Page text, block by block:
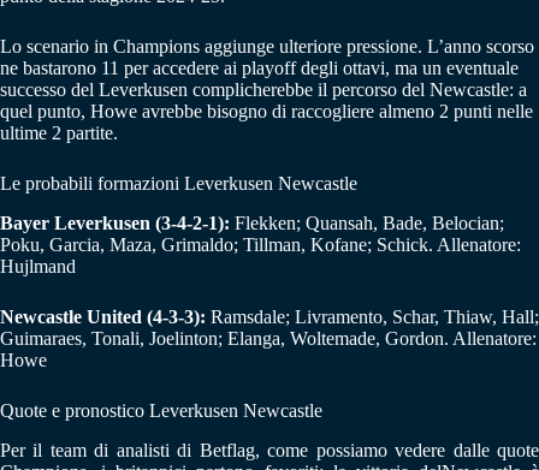
Lo scenario in Champions aggiunge ulteriore pressione. L’anno scorso
ne bastarono 11 per accedere ai playoff degli ottavi, ma un eventuale
successo del Leverkusen complicherebbe il percorso del Newcastle: a
quel punto, Howe avrebbe bisogno di raccogliere almeno 2 punti nelle
ultime 2 partite.
Le probabili formazioni Leverkusen Newcastle
Bayer Leverkusen (3-4-2-1): Flekken; Quansah, Bade, Belocian;
Poku, Garcia, Maza, Grimaldo; Tillman, Kofane; Schick. Allenatore:
Hujlmand
Newcastle United (4-3-3): Ramsdale; Livramento, Schar, Thiaw, Hall;
Guimaraes, Tonali, Joelinton; Elanga, Woltemade, Gordon. Allenatore:
Howe
Quote e pronostico Leverkusen Newcastle
Per il team di analisti di Betflag, come possiamo vedere dalle quote